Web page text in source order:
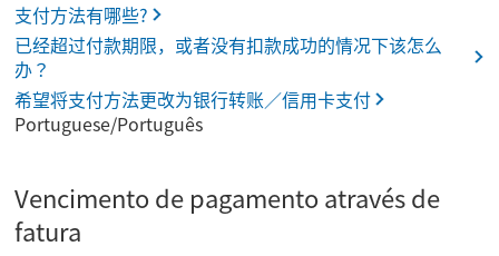
支付方法有哪些?
已经超过付款期限，或者没有扣款成功的情况下该怎么
办？
希望将支付方法更改为银行转账／信用卡支付
Portuguese/Português
Vencimento de pagamento através de
fatura